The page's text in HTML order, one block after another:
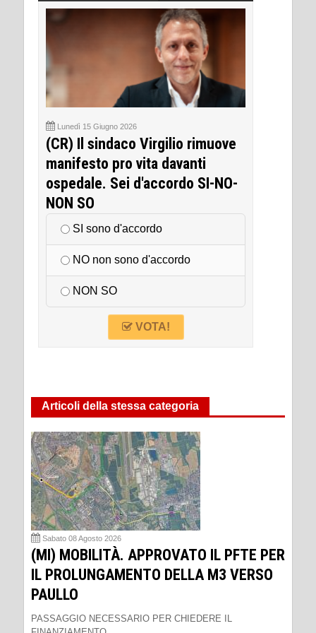
Lunedì 15 Giugno 2026
(CR) Il sindaco Virgilio rimuove
manifesto pro vita davanti
ospedale. Sei d'accordo SI-NO-
NON SO
SI sono d'accordo
NO non sono d'accordo
NON SO
VOTA!
Articoli della stessa categoria
Sabato 08 Agosto 2026
(MI) MOBILITÀ. APPROVATO IL PFTE PER
IL PROLUNGAMENTO DELLA M3 VERSO
PAULLO
PASSAGGIO NECESSARIO PER CHIEDERE IL